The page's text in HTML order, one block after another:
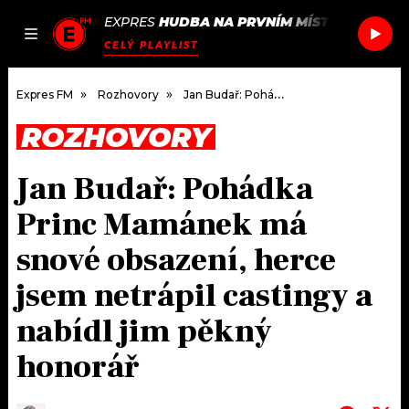
JAK
SEZNAM.CZ
EXPRES HUDBA NA PRVNÍM MÍSTĚ CODE
CELÝ PLAYLIST
DOMŮ
ČLÁNKY
AKTUÁLNĚ
HUDBA
ROZHOVORY
#NEBUDUDOMA
PODCASTY
JAK NALADIT
RÁDIO
APLIKACE
Expres FM Rozhovory Jan Budař: Pohádka Princ Mamánek má snové obsazení, herce jsem netrápil castingy a nabídl jim pěkný honorář
ROZHOVORY
Jan Budař: Pohádka
Princ Mamánek má
snové obsazení, herce
jsem netrápil castingy a
nabídl jim pěkný
honorář